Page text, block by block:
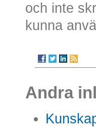
och inte
kunna
Andra